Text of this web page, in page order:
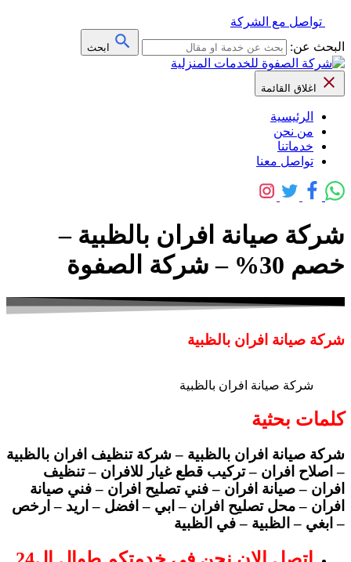
تواصل مع الشركة
البحث عن:
ابحث
اغلاق القائمة
الرئيسية
من نحن
خدماتنا
تواصل معنا
شركة صيانة افران بالظبية –
خصم 30% – شركة الصفوة
شركة صيانة افران بالظبية
شركة صيانة افران بالظبية
كلمات بحثية
شركة صيانة افران بالظبية – شركة تنظيف افران بالظبية
– اصلاح افران – تركيب قطع غيار للافران – تنظيف
افران – صيانة افران – فني تصليح افران – فني صيانة
افران – محل تصليح افران – ابي – افضل – اريد – ارخص
– ابغي – الظبية – في الظبية